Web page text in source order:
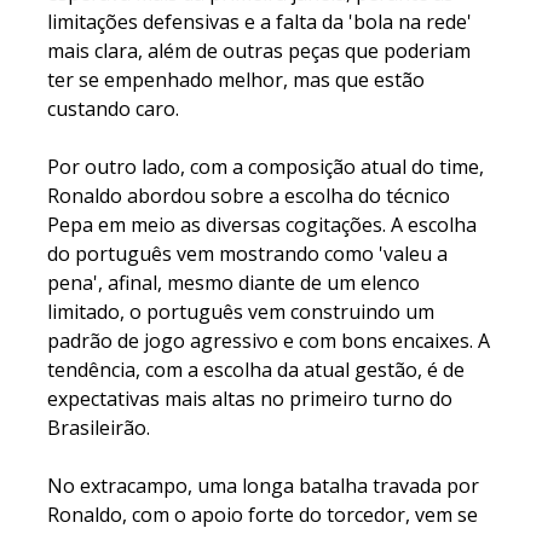
limitações defensivas e a falta da 'bola na rede'
mais clara, além de outras peças que poderiam
ter se empenhado melhor, mas que estão
custando caro.
Por outro lado, com a composição atual do time,
Ronaldo abordou sobre a escolha do técnico
Pepa em meio as diversas cogitações. A escolha
do português vem mostrando como 'valeu a
pena', afinal, mesmo diante de um elenco
limitado, o português vem construindo um
padrão de jogo agressivo e com bons encaixes. A
tendência, com a escolha da atual gestão, é de
expectativas mais altas no primeiro turno do
Brasileirão.
No extracampo, uma longa batalha travada por
Ronaldo, com o apoio forte do torcedor, vem se